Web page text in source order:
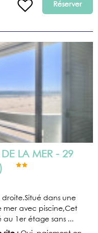
Réserver
LA MER - 29
droite.Situé dans une
mer avec piscine,Cet
1er étage sans ...